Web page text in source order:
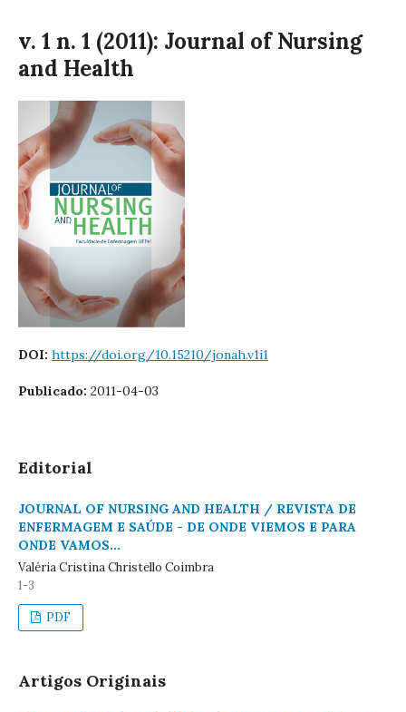
v. 1 n. 1 (2011): Journal of Nursing
and Health
DOI: https://doi.org/10.15210/jonah.v1i1
Publicado: 2011-04-03
Editorial
JOURNAL OF NURSING AND HEALTH / REVISTA DE
ENFERMAGEM E SAÚDE - DE ONDE VIEMOS E PARA
ONDE VAMOS...
Valéria Cristina Christello Coimbra
1-3
PDF
Artigos Originais